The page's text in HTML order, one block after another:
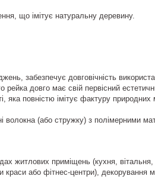
що імітує натуральну деревину.
забезпечує довговічність
довго має свій первісний
повністю імітує фактуру природних
(або стружку) з полімерними
житлових приміщень (кухня,
або фітнес-центри), декорування